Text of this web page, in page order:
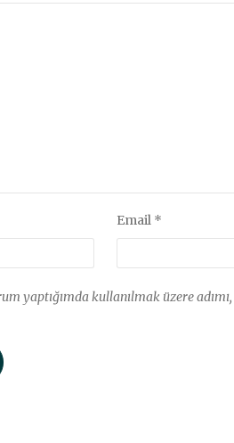
Email *
yaptığımda kullanılmak üzere